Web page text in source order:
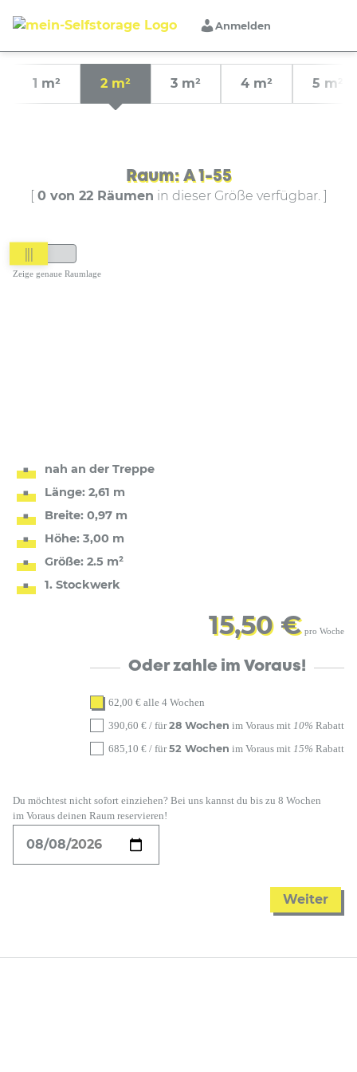
Anmelden
1 m² 2 m² 3 m² 4 m² 5 m²
Raum: A 1-55
[ 0 von 22 Räumen in dieser Größe verfügbar. ]
|||
Zeige genaue Raumlage
nah an der Treppe
Länge: 2,61 m
Breite: 0,97 m
Höhe: 3,00 m
Größe: 2.5 m²
1. Stockwerk
15,50 € pro Woche
Oder zahle im Voraus!
62,00 € alle 4 Wochen
390,60 € / für28 Wochen im Voraus mit 10% Rabatt
685,10 € / für52 Wochen im Voraus mit 15% Rabatt
Du möchtest nicht sofort einziehen? Bei uns kannst du bis zu 8 Wochen
im Voraus deinen Raum reservieren!
Weiter